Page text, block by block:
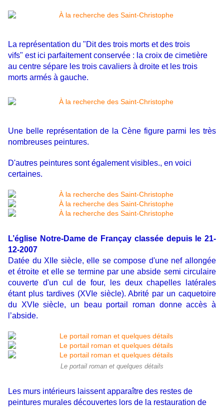
La représentation du "Dit des trois morts et des trois
vifs" est ici parfaitement conservée : la croix de cimetière
au centre sépare les trois cavaliers à droite et les trois
morts armés à gauche.
Une belle représentation de la Cène figure parmi les très
nombreuses peintures.
D'autres peintures sont également visibles., en voici
certaines.
L’église Notre-Dame de Françay classée depuis le 21-
12-2007
Datée du XIIe siècle, elle se compose d'une nef allongée
et étroite et elle se termine par une abside semi circulaire
couverte d'un cul de four, les deux chapelles latérales
étant plus tardives (XVIe siècle). Abrité par un caquetoire
du XVIe siècle, un beau portail roman donne accès à
l’abside.
Le portail roman et quelques détails
Les murs intérieurs laissent apparaître des restes de
peintures murales découvertes lors de la restauration de